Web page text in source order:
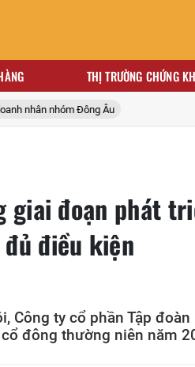
THỊ TRƯỜNG CHỨNG
nhân nhóm Đông Âu
giai đoạn phát
điều kiện
Công ty cổ phần Tập đoàn
đông thường niên năm